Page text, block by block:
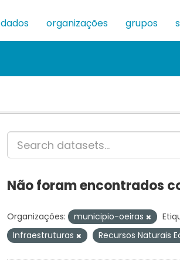
dados organizações grupos
Não foram encontrados
Organizações: municipio-oeiras
Infraestruturas
Recursos Naturais